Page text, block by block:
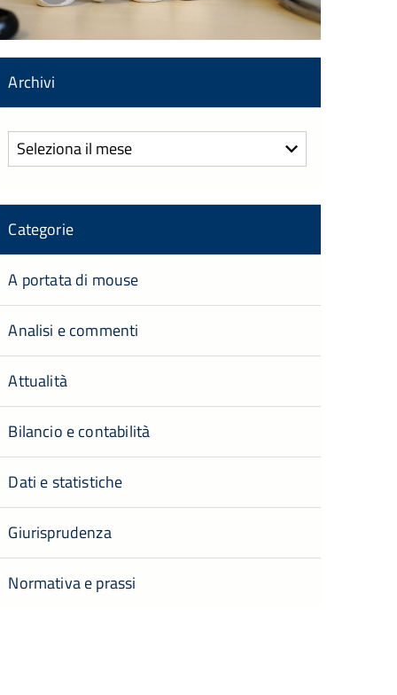
Archivi
Archivi
Categorie
A portata di mouse
Analisi e commenti
Attualità
Bilancio e contabilità
Dati e statistiche
Giurisprudenza
Normativa e prassi